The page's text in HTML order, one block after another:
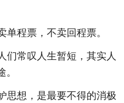
单程票，不卖回程票。
们常叹人生暂短，其实人
思想，是最要不得的消极